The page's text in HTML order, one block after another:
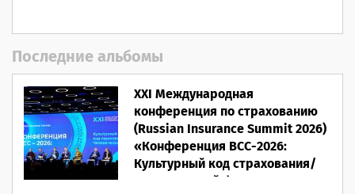
Последние альбомы
XXI Международная
конференция по страхованию
(Russian Insurance Summit 2026)
«Конференция ВСС-2026:
Культурный код страхования/
Человеческий фактор»